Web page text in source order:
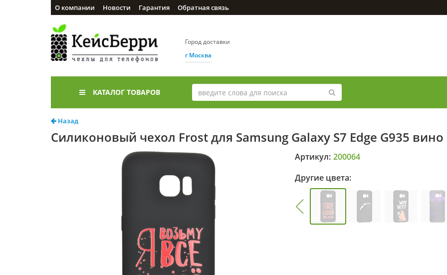
О компании Новости Гарантия Обратная связь
Город доставки
г Москва
КАТАЛОГ ТОВАРОВ
Назад
Силиконовый чехол Frost для Samsung Galaxy S7 Edge G935 вино
Артикул: 200064
Другие цвета: